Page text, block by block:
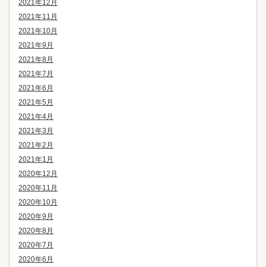
2021年12月
2021年11月
2021年10月
2021年9月
2021年8月
2021年7月
2021年6月
2021年5月
2021年4月
2021年3月
2021年2月
2021年1月
2020年12月
2020年11月
2020年10月
2020年9月
2020年8月
2020年7月
2020年6月